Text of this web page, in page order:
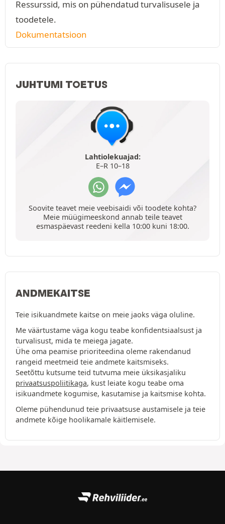
Ressurssid, mis on pühendatud turvalisusele ja
toodetele.
Dokumentatsioon
JUHTUMI TOETUS
Lahtiolekuajad:
E–R 10–18
Soovite teavet meie veebisaidi või toodete kohta?
Meie müügimeeskond annab teile teavet
esmaspäevast reedeni kella 10:00 kuni 18:00.
ANDMEKAITSE
Teie isikuandmete kaitse on meie jaoks väga oluline.
Me väärtustame väga kogu teabe konfidentsiaalsust ja
turvalisust, mida te meiega jagate.
Ühe oma peamise prioriteedina oleme rakendanud
rangeid meetmeid teie andmete kaitsmiseks.
Seetõttu kutsume teid tutvuma meie üksikasjaliku
privaatsuspoliitikaga, kust leiate kogu teabe oma
isikuandmete kogumise, kasutamise ja kaitsmise kohta.
Oleme pühendunud teie privaatsuse austamisele ja teie
andmete kõige hoolikamale käitlemisele.